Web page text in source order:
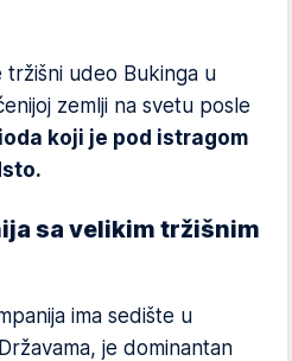
tržišni udeo Bukinga u
zemlji na svetu posle
koji je pod istragom
sa velikim tržišnim
ima sedište u
je dominantan